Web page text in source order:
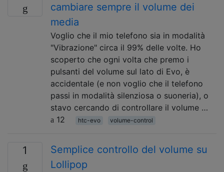
cambiare sempre il volume dei
media
Voglio che il mio telefono sia in modalità
"Vibrazione" circa il 99% delle volte. Ho
scoperto che ogni volta che premo i
pulsanti del volume sul lato di Evo, è
accidentale (e non voglio che il telefono
passi in modalità silenziosa o suoneria), o
stavo cercando di controllare il volume …
12
htc-evo volume-control
1
Semplice controllo del volume su
Lollipop